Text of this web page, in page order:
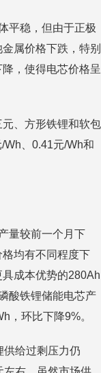
平稳，但由于正极
属价格下跌，特别
，使得电芯价格呈
、方形铁锂和软包
Wh、0.41元/Wh和
量较前一个月下
均有不同程度下
成本优势的280Ah
酸铁锂储能电芯产
，环比下降9%。
供给过剩压力仍